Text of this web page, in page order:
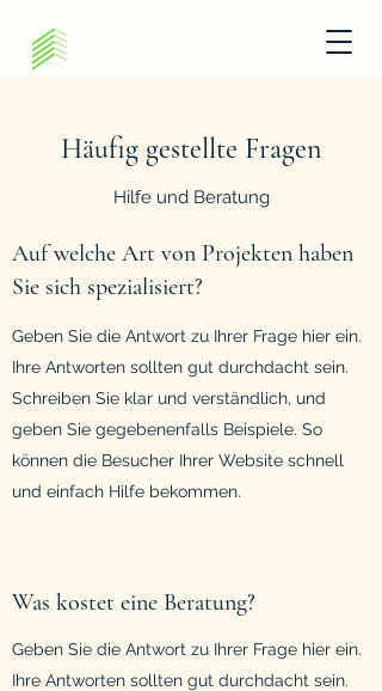
Häufig gestellte Fragen
Hilfe und Beratung
Auf welche Art von Projekten haben
Sie sich spezialisiert?
Geben Sie die Antwort zu Ihrer Frage hier ein.
Ihre Antworten sollten gut durchdacht sein.
Schreiben Sie klar und verständlich, und
geben Sie gegebenenfalls Beispiele. So
können die Besucher Ihrer Website schnell
und einfach Hilfe bekommen.
Was kostet eine Beratung?
Geben Sie die Antwort zu Ihrer Frage hier ein.
Ihre Antworten sollten gut durchdacht sein.